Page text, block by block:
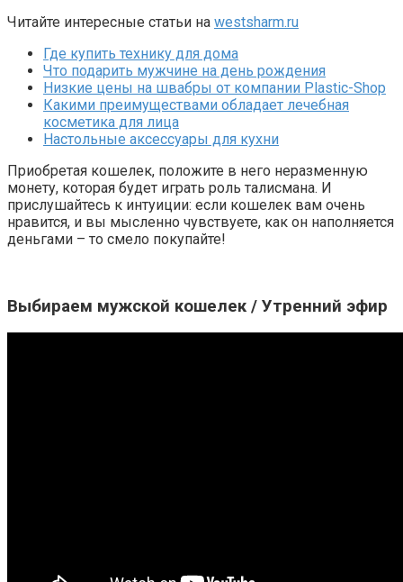
Читайте интересные статьи на westsharm.ru
Где купить технику для дома
Что подарить мужчине на день рождения
Низкие цены на швабры от компании Plastic-Shop
Какими преимуществами обладает лечебная
косметика для лица
Настольные аксессуары для кухни
Приобретая кошелек, положите в него неразменную
монету, которая будет играть роль талисмана. И
прислушайтесь к интуиции: если кошелек вам очень
нравится, и вы мысленно чувствуете, как он наполняется
деньгами – то смело покупайте!
Выбираем мужской кошелек / Утренний эфир